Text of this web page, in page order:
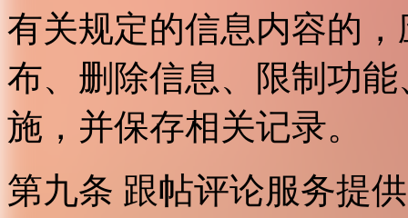
有关规定的信息内容的
布、删除信息、限制功
施，并保存相关记录。
第九条 跟帖评论服务提